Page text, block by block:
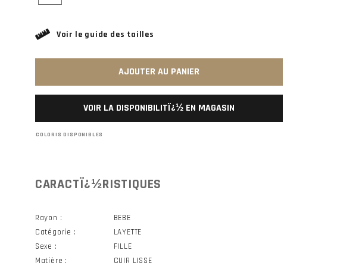
Voir le guide des tailles
AJOUTER AU PANIER
VOIR LA DISPONIBILITÏ¿½ EN MAGASIN
COLORIS DISPONIBLES
CARACTÏ¿½RISTIQUES
Rayon :
BEBE
Catégorie :
LAYETTE
Sexe :
FILLE
Matière :
CUIR LISSE